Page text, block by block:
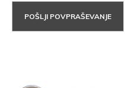
POŠLJI POVPRAŠEVANJE